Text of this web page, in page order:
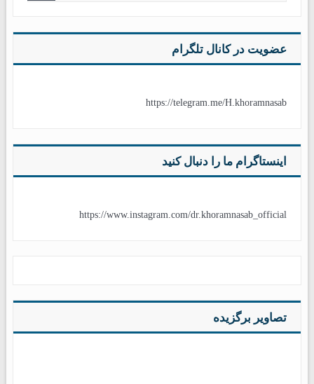
عضویت در کانال تلگرام
https://telegram.me/H.khoramnasab
اینستاگرام ما را دنبال کنید
https://www.instagram.com/dr.khoramnasab_official
تصاویر برگزیده